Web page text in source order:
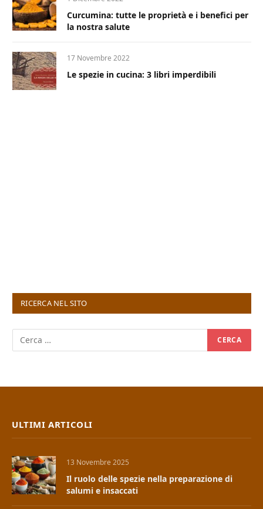
Curcumina: tutte le proprietà e i benefici per
la nostra salute
17 Novembre 2022
Le spezie in cucina: 3 libri imperdibili
RICERCA NEL SITO
ULTIMI ARTICOLI
13 Novembre 2025
Il ruolo delle spezie nella preparazione di
salumi e insaccati